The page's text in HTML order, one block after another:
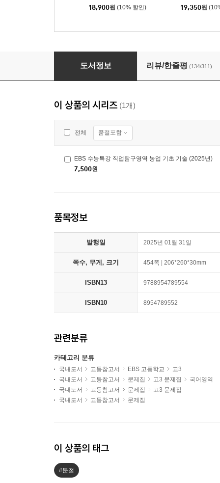
18,900원 (10% 할인) 19,350원
EBS 수능특강 국어영역 독서 (2025년)
도서정보 리뷰/한줄평 (134/311)
이 상품의 시리즈 (1개)
전체 품절포함
EBS 수능특강 직업탐구영역 농업 기초 기술 (2025년)
7,500원
품목정보
발행일 2025년 01월 31일
쪽수, 무게, 크기 454쪽 | 206*260*30mm
ISBN13 9788954789554
ISBN10 8954789552
관련분류
카테고리 분류
국내도서 고등참고서 EBS 고등학교
고3
국내도서
고등참고서 문제집 고3 문제집
국어영역
국내도서
고등참고서 문제집
고3 문제집
국내도서
고등참고서 문제집
이 상품의 태그
#분철